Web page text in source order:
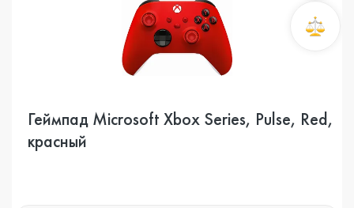
Геймпад Microsoft Xbox Series, Pulse, Red,
красный